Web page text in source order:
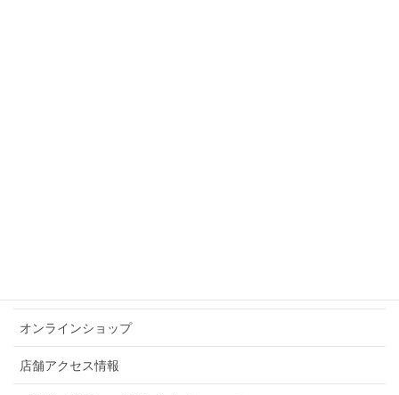
オンラインショップ
店舗アクセス情報